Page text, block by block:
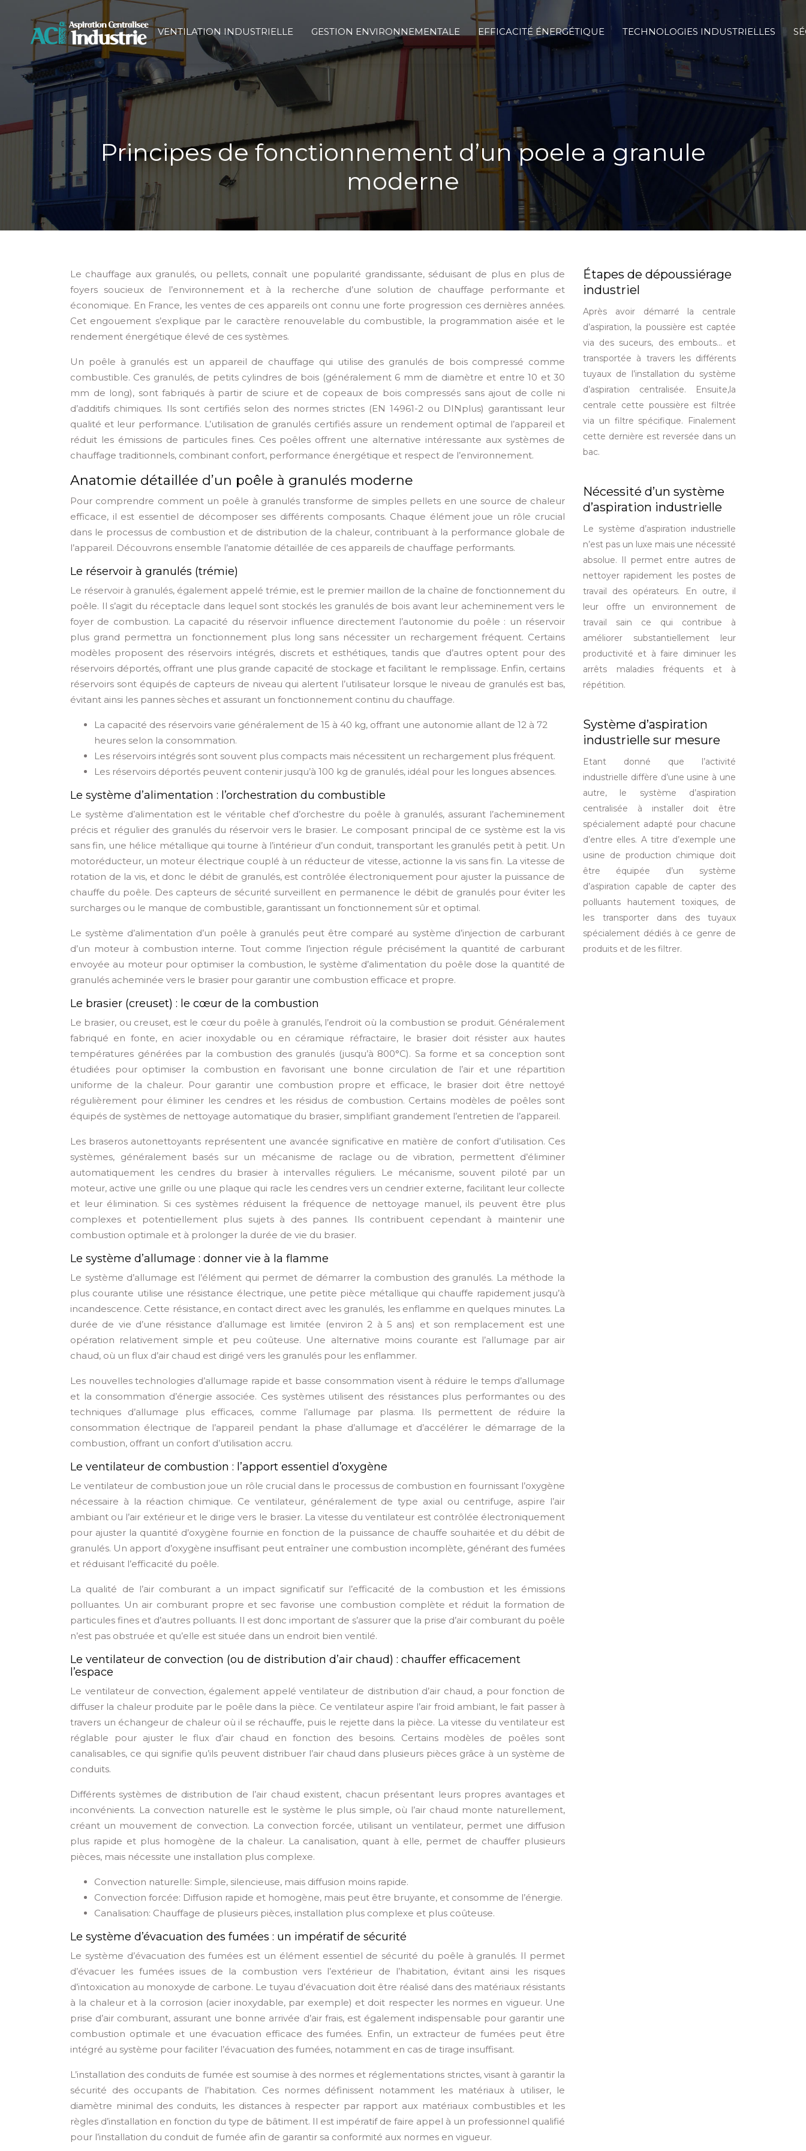
VENTILATION INDUSTRIELLE GESTION ENVIRONNEMENTALE EFFICACITÉ ÉNERGÉTIQUE TECHNOLOGIES INDUSTRIELLES
Principes de fonctionnement d’un poele a granule
moderne
Le chauffage aux granulés, ou pellets, connaît une popularité grandissante, séduisant de plus en plus de
foyers soucieux de l’environnement et à la recherche d’une solution de chauffage performante et
économique. En France, les ventes de ces appareils ont connu une forte progression ces dernières années.
Cet engouement s’explique par le caractère renouvelable du combustible, la programmation aisée et le
rendement énergétique élevé de ces systèmes.
Un poêle à granulés est un appareil de chauffage qui utilise des granulés de bois compressé comme
combustible. Ces granulés, de petits cylindres de bois (généralement 6 mm de diamètre et entre 10 et 30
mm de long), sont fabriqués à partir de sciure et de copeaux de bois compressés sans ajout de colle ni
d’additifs chimiques. Ils sont certifiés selon des normes strictes (EN 14961-2 ou DINplus) garantissant leur
qualité et leur performance. L’utilisation de granulés certifiés assure un rendement optimal de l’appareil et
réduit les émissions de particules fines. Ces poêles offrent une alternative intéressante aux systèmes de
chauffage traditionnels, combinant confort, performance énergétique et respect de l’environnement.
Anatomie détaillée d’un poêle à granulés moderne
Pour comprendre comment un poêle à granulés transforme de simples pellets en une source de chaleur
efficace, il est essentiel de décomposer ses différents composants. Chaque élément joue un rôle crucial
dans le processus de combustion et de distribution de la chaleur, contribuant à la performance globale de
l’appareil. Découvrons ensemble l’anatomie détaillée de ces appareils de chauffage performants.
Le réservoir à granulés (trémie)
Le réservoir à granulés, également appelé trémie, est le premier maillon de la chaîne de fonctionnement du
poêle. Il s’agit du réceptacle dans lequel sont stockés les granulés de bois avant leur acheminement vers le
foyer de combustion. La capacité du réservoir influence directement l’autonomie du poêle : un réservoir
plus grand permettra un fonctionnement plus long sans nécessiter un rechargement fréquent. Certains
modèles proposent des réservoirs intégrés, discrets et esthétiques, tandis que d’autres optent pour des
réservoirs déportés, offrant une plus grande capacité de stockage et facilitant le remplissage. Enfin, certains
réservoirs sont équipés de capteurs de niveau qui alertent l’utilisateur lorsque le niveau de granulés est bas,
évitant ainsi les pannes sèches et assurant un fonctionnement continu du chauffage.
La capacité des réservoirs varie généralement de 15 à 40 kg, offrant une autonomie allant de 12 à 72
heures selon la consommation.
Les réservoirs intégrés sont souvent plus compacts mais nécessitent un rechargement plus fréquent.
Les réservoirs déportés peuvent contenir jusqu’à 100 kg de granulés, idéal pour les longues absences.
Le système d’alimentation : l’orchestration du combustible
Le système d’alimentation est le véritable chef d’orchestre du poêle à granulés, assurant l’acheminement
précis et régulier des granulés du réservoir vers le brasier. Le composant principal de ce système est la vis
sans fin, une hélice métallique qui tourne à l’intérieur d’un conduit, transportant les granulés petit à petit. Un
motoréducteur, un moteur électrique couplé à un réducteur de vitesse, actionne la vis sans fin. La vitesse de
rotation de la vis, et donc le débit de granulés, est contrôlée électroniquement pour ajuster la puissance de
chauffe du poêle. Des capteurs de sécurité surveillent en permanence le débit de granulés pour éviter les
surcharges ou le manque de combustible, garantissant un fonctionnement sûr et optimal.
Le système d’alimentation d’un poêle à granulés peut être comparé au système d’injection de carburant
d’un moteur à combustion interne. Tout comme l’injection régule précisément la quantité de carburant
envoyée au moteur pour optimiser la combustion, le système d’alimentation du poêle dose la quantité de
granulés acheminée vers le brasier pour garantir une combustion efficace et propre.
Le brasier (creuset) : le cœur de la combustion
Le brasier, ou creuset, est le cœur du poêle à granulés, l’endroit où la combustion se produit. Généralement
fabriqué en fonte, en acier inoxydable ou en céramique réfractaire, le brasier doit résister aux hautes
températures générées par la combustion des granulés (jusqu’à 800°C). Sa forme et sa conception sont
étudiées pour optimiser la combustion en favorisant une bonne circulation de l’air et une répartition
uniforme de la chaleur. Pour garantir une combustion propre et efficace, le brasier doit être nettoyé
régulièrement pour éliminer les cendres et les résidus de combustion. Certains modèles de poêles sont
équipés de systèmes de nettoyage automatique du brasier, simplifiant grandement l’entretien de l’appareil.
Les braseros autonettoyants représentent une avancée significative en matière de confort d’utilisation. Ces
systèmes, généralement basés sur un mécanisme de raclage ou de vibration, permettent d’éliminer
automatiquement les cendres du brasier à intervalles réguliers. Le mécanisme, souvent piloté par un
moteur, active une grille ou une plaque qui racle les cendres vers un cendrier externe, facilitant leur collecte
et leur élimination. Si ces systèmes réduisent la fréquence de nettoyage manuel, ils peuvent être plus
complexes et potentiellement plus sujets à des pannes. Ils contribuent cependant à maintenir une
combustion optimale et à prolonger la durée de vie du brasier.
Le système d’allumage : donner vie à la flamme
Le système d’allumage est l’élément qui permet de démarrer la combustion des granulés. La méthode la
plus courante utilise une résistance électrique, une petite pièce métallique qui chauffe rapidement jusqu’à
incandescence. Cette résistance, en contact direct avec les granulés, les enflamme en quelques minutes. La
durée de vie d’une résistance d’allumage est limitée (environ 2 à 5 ans) et son remplacement est une
opération relativement simple et peu coûteuse. Une alternative moins courante est l’allumage par air
chaud, où un flux d’air chaud est dirigé vers les granulés pour les enflammer.
Les nouvelles technologies d’allumage rapide et basse consommation visent à réduire le temps d’allumage
et la consommation d’énergie associée. Ces systèmes utilisent des résistances plus performantes ou des
techniques d’allumage plus efficaces, comme l’allumage par plasma. Ils permettent de réduire la
consommation électrique de l’appareil pendant la phase d’allumage et d’accélérer le démarrage de la
combustion, offrant un confort d’utilisation accru.
Le ventilateur de combustion : l’apport essentiel d’oxygène
Le ventilateur de combustion joue un rôle crucial dans le processus de combustion en fournissant l’oxygène
nécessaire à la réaction chimique. Ce ventilateur, généralement de type axial ou centrifuge, aspire l’air
ambiant ou l’air extérieur et le dirige vers le brasier. La vitesse du ventilateur est contrôlée électroniquement
pour ajuster la quantité d’oxygène fournie en fonction de la puissance de chauffe souhaitée et du débit de
granulés. Un apport d’oxygène insuffisant peut entraîner une combustion incomplète, générant des fumées
et réduisant l’efficacité du poêle.
La qualité de l’air comburant a un impact significatif sur l’efficacité de la combustion et les émissions
polluantes. Un air comburant propre et sec favorise une combustion complète et réduit la formation de
particules fines et d’autres polluants. Il est donc important de s’assurer que la prise d’air comburant du poêle
n’est pas obstruée et qu’elle est située dans un endroit bien ventilé.
Le ventilateur de convection (ou de distribution d’air chaud) : chauffer efficacement
l’espace
Le ventilateur de convection, également appelé ventilateur de distribution d’air chaud, a pour fonction de
diffuser la chaleur produite par le poêle dans la pièce. Ce ventilateur aspire l’air froid ambiant, le fait passer à
travers un échangeur de chaleur où il se réchauffe, puis le rejette dans la pièce. La vitesse du ventilateur est
réglable pour ajuster le flux d’air chaud en fonction des besoins. Certains modèles de poêles sont
canalisables, ce qui signifie qu’ils peuvent distribuer l’air chaud dans plusieurs pièces grâce à un système de
conduits.
Différents systèmes de distribution de l’air chaud existent, chacun présentant leurs propres avantages et
inconvénients. La convection naturelle est le système le plus simple, où l’air chaud monte naturellement,
créant un mouvement de convection. La convection forcée, utilisant un ventilateur, permet une diffusion
plus rapide et plus homogène de la chaleur. La canalisation, quant à elle, permet de chauffer plusieurs
pièces, mais nécessite une installation plus complexe.
Convection naturelle: Simple, silencieuse, mais diffusion moins rapide.
Convection forcée: Diffusion rapide et homogène, mais peut être bruyante, et consomme de l’énergie.
Canalisation: Chauffage de plusieurs pièces, installation plus complexe et plus coûteuse.
Le système d’évacuation des fumées : un impératif de sécurité
Le système d’évacuation des fumées est un élément essentiel de sécurité du poêle à granulés. Il permet
d’évacuer les fumées issues de la combustion vers l’extérieur de l’habitation, évitant ainsi les risques
d’intoxication au monoxyde de carbone. Le tuyau d’évacuation doit être réalisé dans des matériaux résistants
à la chaleur et à la corrosion (acier inoxydable, par exemple) et doit respecter les normes en vigueur. Une
prise d’air comburant, assurant une bonne arrivée d’air frais, est également indispensable pour garantir une
combustion optimale et une évacuation efficace des fumées. Enfin, un extracteur de fumées peut être
intégré au système pour faciliter l’évacuation des fumées, notamment en cas de tirage insuffisant.
L’installation des conduits de fumée est soumise à des normes et réglementations strictes, visant à garantir la
sécurité des occupants de l’habitation. Ces normes définissent notamment les matériaux à utiliser, le
diamètre minimal des conduits, les distances à respecter par rapport aux matériaux combustibles et les
règles d’installation en fonction du type de bâtiment. Il est impératif de faire appel à un professionnel qualifié
pour l’installation du conduit de fumée afin de garantir sa conformité aux normes en vigueur.
Étapes de dépoussiérage
industriel
Après avoir démarré la centrale
d’aspiration, la poussière est captée
via des suceurs, des embouts… et
transportée à travers les différents
tuyaux de l’installation du système
d’aspiration centralisée. Ensuite,la
centrale cette poussière est filtrée
via un filtre spécifique. Finalement
cette dernière est reversée dans un
bac.
Nécessité d’un système
d’aspiration industrielle
Le système d’aspiration industrielle
n’est pas un luxe mais une nécessité
absolue. Il permet entre autres de
nettoyer rapidement les postes de
travail des opérateurs. En outre, il
leur offre un environnement de
travail sain ce qui contribue à
améliorer substantiellement leur
productivité et à faire diminuer les
arrêts maladies fréquents et à
répétition.
Système d’aspiration
industrielle sur mesure
Etant donné que l’activité
industrielle diffère d’une usine à une
autre, le système d’aspiration
centralisée à installer doit être
spécialement adapté pour chacune
d’entre elles. A titre d’exemple une
usine de production chimique doit
être équipée d’un système
d’aspiration capable de capter des
polluants hautement toxiques, de
les transporter dans des tuyaux
spécialement dédiés à ce genre de
produits et de les filtrer.